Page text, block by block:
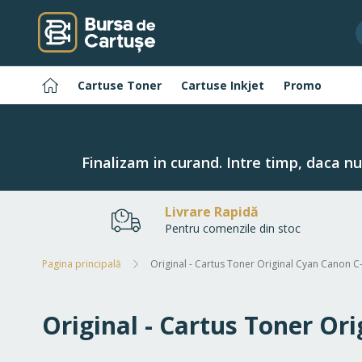
Navigați
la
Conținut
PaginaCartuse Toner Cartuse Inkjet Promo
Finalizam in curand. Intre timp, daca
Livrare Rapidă
Pentru comenzile din stoc
Pagina principală Original - Cartus Toner Original Cyan Canon C-
Original - Cartus Toner